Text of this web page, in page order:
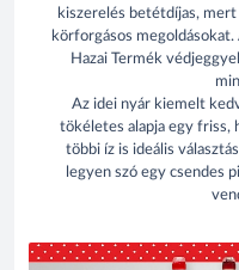
kiszerelés betétdíjas,
körforgásos
Hazai Termék
Az idei nyár kiemelt
tökéletes alapja egy friss,
többi íz is ideális
legyen szó egy csendes